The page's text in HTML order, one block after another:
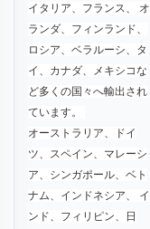
イタリア、フランス、 オ
ランダ、フィンランド、
ロシア、ベラルーシ、タ
イ、カナダ、メキシコな
ど多くの国々へ輸出され
ています。
オーストラリア、ドイ
ツ、スペイン、マレーシ
ア、シンガポール、ベト
ナム、インドネシア、 イ
ンド、フィリピン、日